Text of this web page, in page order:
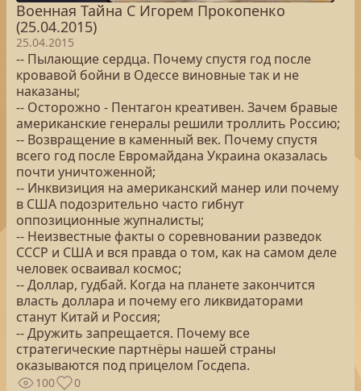
Военная Тайна С Игорем Прокопенко
(25.04.2015)
25.04.2015
-- Пылающие сердца. Почему спустя год после
кровавой бойни в Одессе виновные так и не
наказаны;
-- Осторожно - Пентагон креативен. Зачем бравые
американские генералы решили троллить Россию;
-- Возвращение в каменный век. Почему спустя
всего год после Евромайдана Украина оказалась
почти уничтоженной;
-- Инквизиция на американский манер или почему
в США подозрительно часто гибнут
оппозиционные жупналисты;
-- Неизвестные факты о соревновании разведок
СССР и США и вся правда о том, как на самом деле
человек осваивал космос;
-- Доллар, гудбай. Когда на планете закончится
власть доллара и почему его ликвидаторами
станут Китай и Россия;
-- Дружить запрещается. Почему все
стратегические партнёры нашей страны
оказываются под прицелом Госдепа.
100 0